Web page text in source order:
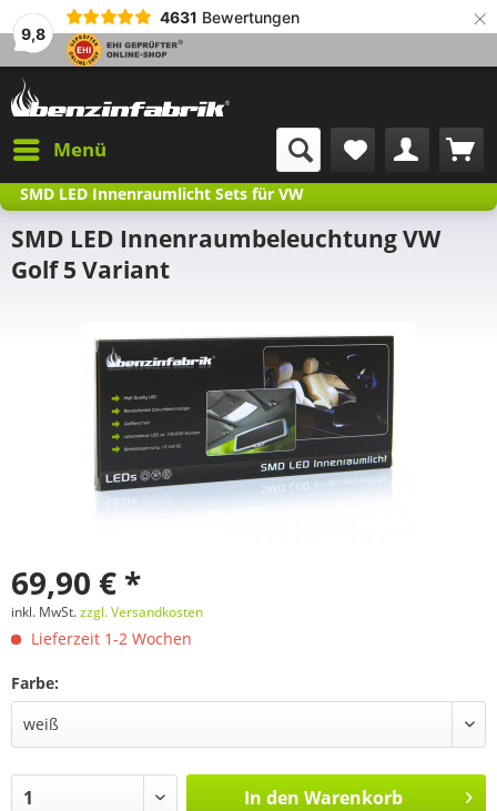
9,8
4631 Bewertungen ×
Menü
SMD LED Innenraumlicht Sets für VW
SMD LED Innenraumbeleuchtung VW
Golf 5 Variant
69,90 € *
inkl. MwSt.zzgl. Versandkosten
Lieferzeit 1-2 Wochen
Farbe:
In den Warenkorb